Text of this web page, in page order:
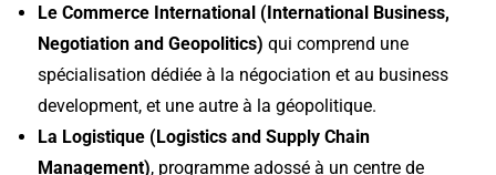
Le Commerce International (International Business,
Negotiation and Geopolitics) qui comprend une
spécialisation dédiée à la négociation et au business
development, et une autre à la géopolitique.
La Logistique (Logistics and Supply Chain
Management), programme adossé à un centre de